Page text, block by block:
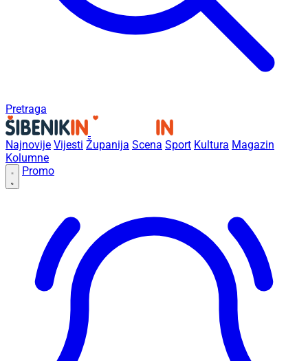
Pretraga
Najnovije Vijesti Županija Scena Sport Kultura Magazin
Kolumne
Promo